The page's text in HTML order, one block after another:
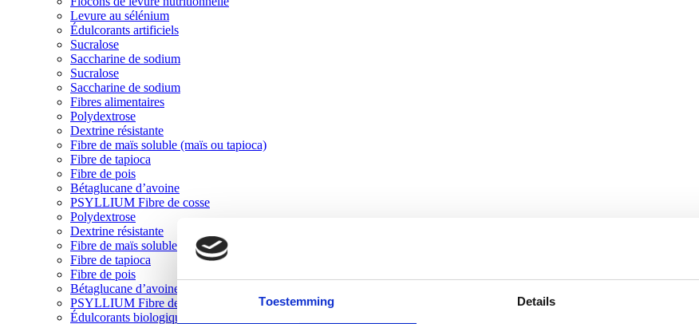
Toestemming Details
Levure au sélénium
Édulcorants artificiels
Sucralose
Saccharine de sodium
Sucralose
Saccharine de sodium
Fibres alimentaires
Polydextrose
Dextrine résistante
Fibre de maïs soluble (maïs ou tapioca)
Fibre de tapioca
Fibre de pois
Bétaglucane d’avoine
PSYLLIUM Fibre de cosse
Polydextrose
Dextrine résistante
Fibre de maïs soluble (maïs ou tapioca)
Fibre de tapioca
Fibre de pois
Bétaglucane d’avoine
PSYLLIUM Fibre de cosse
Édulcorants biologiques